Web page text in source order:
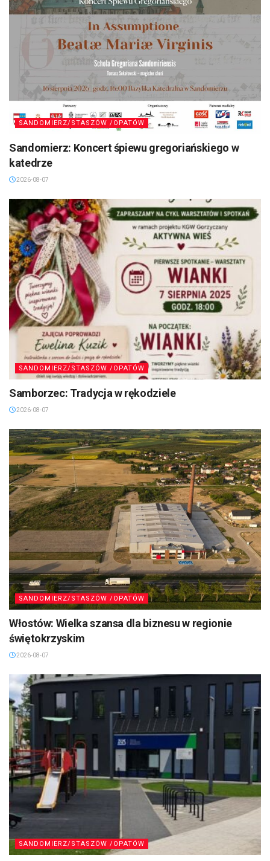
SANDOMIERZ/STASZÓW /OPATÓW
Sandomierz: Koncert śpiewu gregoriańskiego w
katedrze
2026-08-07
SANDOMIERZ/STASZÓW /OPATÓW
Samborzec: Tradycja w rękodziele
2026-08-07
SANDOMIERZ/STASZÓW /OPATÓW
Włostów: Wielka szansa dla biznesu w regionie
świętokrzyskim
2026-08-07
SANDOMIERZ/STASZÓW /OPATÓW